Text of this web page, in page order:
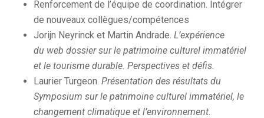
Renforcement de l’équipe de coordination. Intégrer
de nouveaux collègues/compétences
Jorijn Neyrinck et Martin Andrade. L’expérience
du web dossier sur le patrimoine culturel immatériel
et le tourisme durable. Perspectives et défis.
Laurier Turgeon. Présentation des résultats du
Symposium sur le patrimoine culturel immatériel, le
changement climatique et l’environnement.